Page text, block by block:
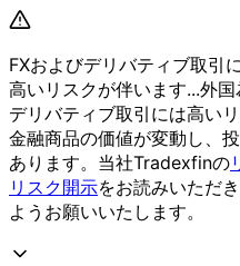
FXおよびデリバティブ取引に
高いリスクが伴います...外国
デリバティブ取引には高い
金融商品の価値が変動し、
あります。 当社Tradexfinの
リスク開示をお読みいただき
よう お願いいたします。